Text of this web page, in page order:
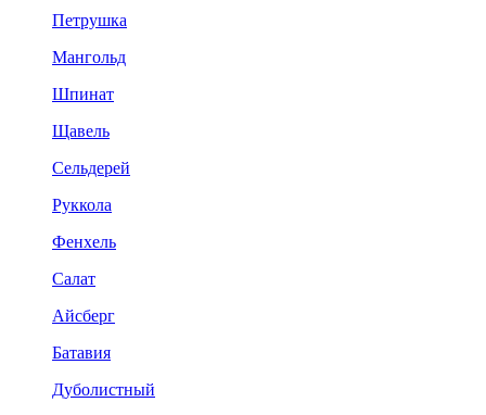
Петрушка
Мангольд
Шпинат
Щавель
Сельдерей
Руккола
Фенхель
Салат
Айсберг
Батавия
Дуболистный